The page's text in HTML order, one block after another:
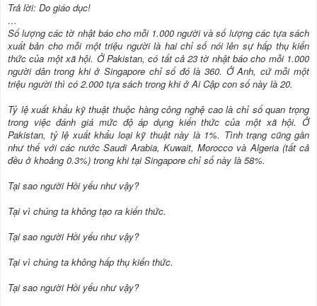
Trả lời: Do giáo dục!
…
Số lượng các tờ nhật báo cho mỗi 1.000 người và số lượng các tựa sách
xuất bản cho mỗi một triệu người là hai chỉ số nói lên sự hấp thụ kiến
thức của một xã hội. Ở Pakistan, có tất cả 23 tờ nhật báo cho mỗi 1.000
người dân trong khi ở Singapore chỉ số đó là 360. Ở Anh, cứ mỗi một
triệu người thì có 2.000 tựa sách trong khi ở Ai Cập con số này là 20.
Tỷ lệ xuất khẩu kỹ thuật thuộc hàng công nghệ cao là chỉ số quan trọng
trong việc đánh giá mức độ áp dụng kiến thức của một xã hội. Ở
Pakistan, tỷ lệ xuất khẩu loại kỹ thuật này là 1%. Tình trạng cũng gần
như thế với các nước Saudi Arabia, Kuwait, Morocco và Algeria (tất cả
đều ở khoảng 0.3%) trong khi tại Singapore chỉ số này là 58%.
Tại sao người Hồi yếu như vậy?
Tại vì chúng ta không tạo ra kiến thức.
Tại sao người Hồi yếu như vậy?
Tại vì chúng ta không hấp thụ kiến thức.
Tại sao người Hồi yếu như vậy?